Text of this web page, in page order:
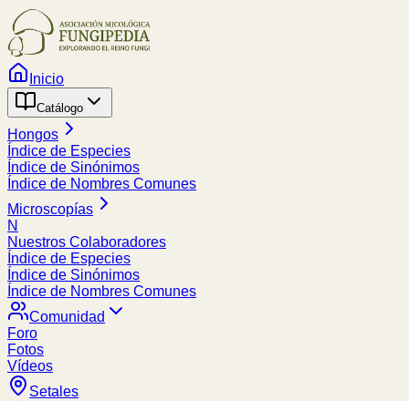
Inicio
Catálogo
Hongos
Índice de Especies
Índice de Sinónimos
Índice de Nombres Comunes
Microscopías
N
Nuestros Colaboradores
Índice de Especies
Índice de Sinónimos
Índice de Nombres Comunes
Comunidad
Foro
Fotos
Vídeos
Setales